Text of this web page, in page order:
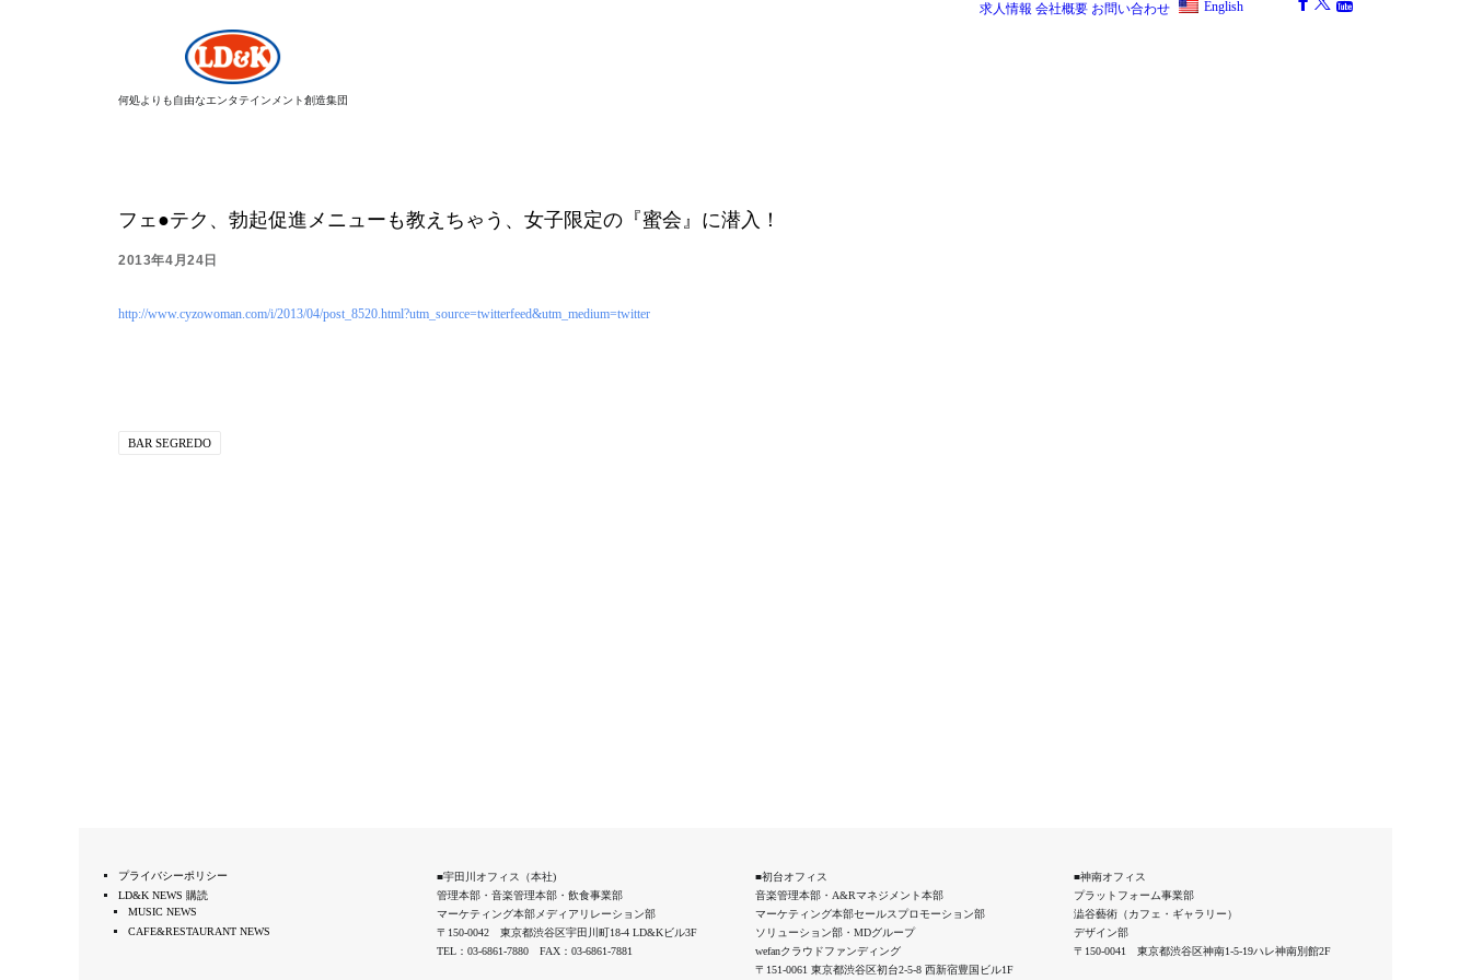
何処よりも自由なエンタテインメント創造集団
求人情報 会社概要 お問い合わせ English
フェ●テク、勃起促進メニューも教えちゃう、女子限定の『蜜会』に潜入！
2013年4月24日
http://www.cyzowoman.com/i/2013/04/post_8520.html?utm_source=twitterfeed&utm_medium=twitter
BAR SEGREDO
プライバシーポリシー
LD&K NEWS 購読
MUSIC NEWS
CAFE&RESTAURANT NEWS
■宇田川オフィス（本社)
管理本部・音楽管理本部・飲食事業部
マーケティング本部メディアリレーション部
〒150-0042 東京都渋谷区宇田川町18-4 LD&Kビル3F
TEL：03-6861-7880 FAX：03-6861-7881
■初台オフィス
音楽管理本部・A&Rマネジメント本部
マーケティング本部セールスプロモーション部
ソリューション部・MDグループ
wefanクラウドファンディング
〒151-0061 東京都渋谷区初台2-5-8 西新宿豊国ビル1F
■神南オフィス
プラットフォーム事業部
澁谷藝術（カフェ・ギャラリー）
デザイン部
〒150-0041 東京都渋谷区神南1-5-19ハレ神南別館2F